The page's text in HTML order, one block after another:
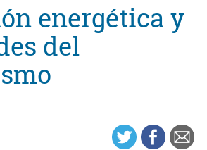
energética y
del